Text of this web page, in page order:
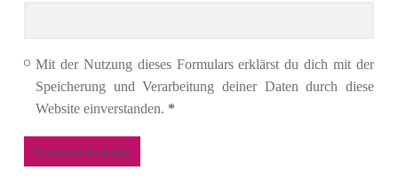
Mit der Nutzung dieses Formulars erklärst du dich mit der
Speicherung und Verarbeitung deiner Daten durch diese
Website einverstanden. *